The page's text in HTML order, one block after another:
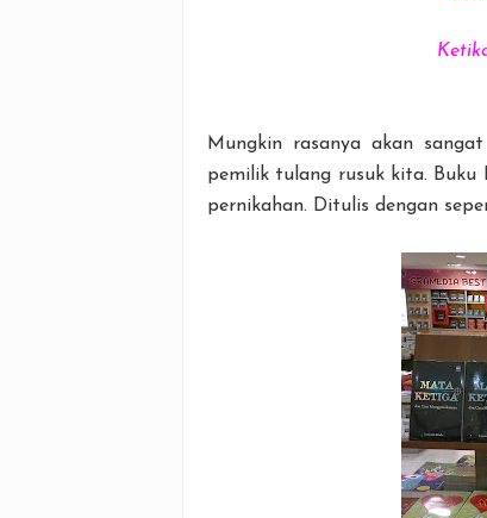
Mungkin rasanya akan
pemilik tulang rusuk kita.
pernikahan. Ditulis dengan